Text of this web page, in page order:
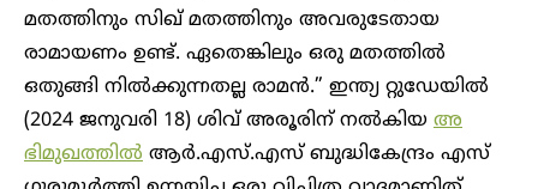
മതത്തിനും സിഖ് മതത്തിനും അവരുടേതായ
രാമായണം ഉണ്ട്. ഏതെങ്കിലും ഒരു മതത്തിൽ
ഒതുങ്ങി നിൽക്കുന്നതല്ല രാമൻ.” ഇന്ത്യ റ്റുഡേയിൽ
(2024 ജനുവരി 18) ശിവ് അരൂരിന് നൽകിയ അ
ഭിമുഖത്തിൽ ആർ.എസ്.എസ് ബുദ്ധികേന്ദ്രം എസ്